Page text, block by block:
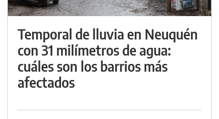
Temporal de lluvia en Neuquén
con 31 milímetros de agua:
cuáles son los barrios más
afectados